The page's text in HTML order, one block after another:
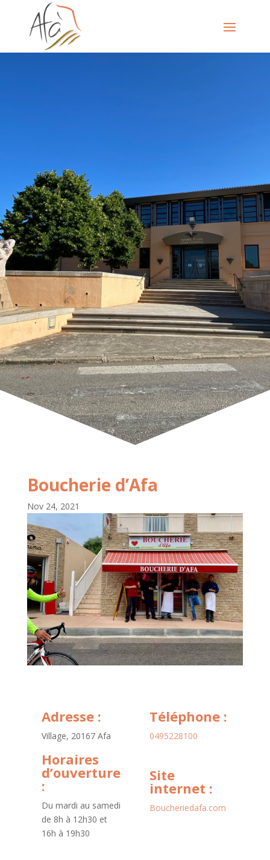
Boucherie d’Afa
Nov 24, 2021
Adresse :
Village, 20167 Afa
Téléphone :
0495228100
Horaires
d’ouverture
:
Du mardi au samedi
de 8h à 12h30 et
16h à 19h30
Site
internet :
Boucheriedafa.com